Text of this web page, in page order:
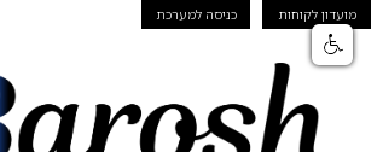
מועדון לקוחות כניסה למערכת